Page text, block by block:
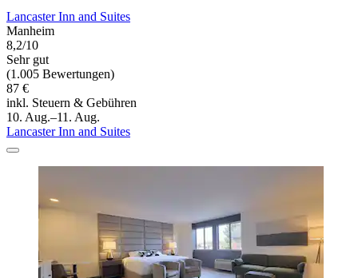
Lancaster Inn and Suites
Manheim
8,2/10
Sehr gut
(1.005 Bewertungen)
87 €
inkl. Steuern & Gebühren
10. Aug.–11. Aug.
Lancaster Inn and Suites